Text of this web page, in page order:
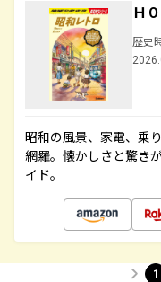
Ｈ
歴史
昭和の風景、家電、乗
網羅。懐かしさと驚き
イド。
1